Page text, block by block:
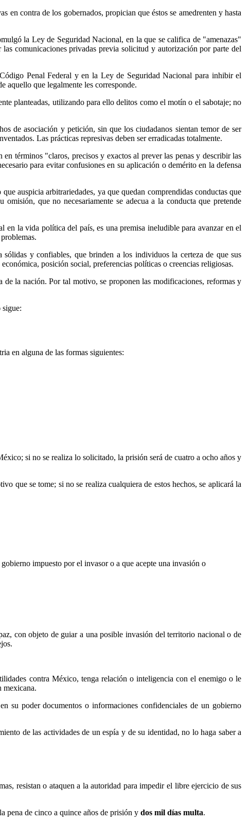
en contra de los gobernados, propician que éstos se amedrenten y hasta
la Ley de Seguridad Nacional, en la que se califica de "amenazas"
comunicaciones privadas previa solicitud y autorización por parte del
Penal Federal y en la Ley de Seguridad Nacional para inhibir el
aquello que legalmente les corresponde.
planteadas, utilizando para ello delitos como el motín o el sabotaje; no
de asociación y petición, sin que los ciudadanos sientan temor de ser
Las prácticas represivas deben ser erradicadas totalmente.
términos "claros, precisos y exactos al prever las penas y describir las
para evitar confusiones en su aplicación o demérito en la defensa
auspicia arbitrariedades, ya que quedan comprendidas conductas que
que no necesariamente se adecua a la conducta que pretende
en la vida política del país, es una premisa ineludible para avanzar en el
y confiables, que brinden a los individuos la certeza de que sus
posición social, preferencias políticas o creencias religiosas.
la nación. Por tal motivo, se proponen las modificaciones, reformas y
en alguna de las formas siguientes:
si no se realiza lo solicitado, la prisión será de cuatro a ocho años y
que se tome; si no se realiza cualquiera de estos hechos, se aplicará la
impuesto por el invasor o a que acepte una invasión o
con objeto de guiar a una posible invasión del territorio nacional o de
contra México, tenga relación o inteligencia con el enemigo o le
mexicana.
su poder documentos o informaciones confidenciales de un gobierno
de las actividades de un espía y de su identidad, no lo haga saber a
resistan o ataquen a la autoridad para impedir el libre ejercicio de sus
pena de cinco a quince años de prisión y dos mil días multa.